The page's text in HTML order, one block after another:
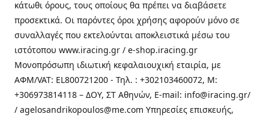
κάτωθι όρους, τους οποίους θα πρέπει να διαβάσετε
προσεκτικά. Οι παρόντες όροι χρήσης αφορούν μόνο σε
συναλλαγές που εκτελούνται αποκλειστικά μέσω του
ιστότοπου www.iracing.gr / e-shop.iracing.gr
Μονοπρόσωπη ιδιωτική κεφαλαιουχική εταιρία, με
ΑΦΜ/VAT: EL800721200 - Τηλ. : +302103460072, M:
+306973814118 – ΔΟΥ, ΣΤ Αθηνών, E-mail: info@iracing.gr/
/ agelosandrikopoulos@me.com Υπηρεσίες επισκευής,